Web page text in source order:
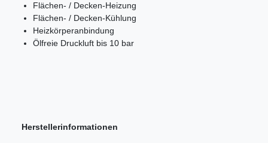
Flächen- / Decken-Heizung
Flächen- / Decken-Kühlung
Heizkörperanbindung
Ölfreie Druckluft bis 10 bar
Herstellerinformationen